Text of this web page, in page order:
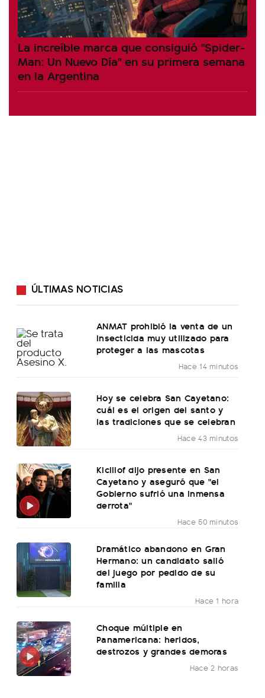
La increíble marca que consiguió "Spider-
Man: Un Nuevo Día" en su primera semana
en la Argentina
ÚLTIMAS NOTICIAS
ANMAT prohibió la venta de un
insecticida muy utilizado para
proteger a las mascotas
Hace 14 minutos
Hoy se celebra San Cayetano:
cuál es el origen del santo y
las tradiciones que se celebran
Hace 43 minutos
Kicillof dijo presente en San
Cayetano y aseguró que "el
Gobierno sufrió una inmensa
derrota"
Hace 50 minutos
Dramático abandono en Gran
Hermano: un candidato salió
del juego por pedido de su
familia
Hace 1 hora
Choque múltiple en
Panamericana: heridos,
destrozos y grandes demoras
Hace 2 horas